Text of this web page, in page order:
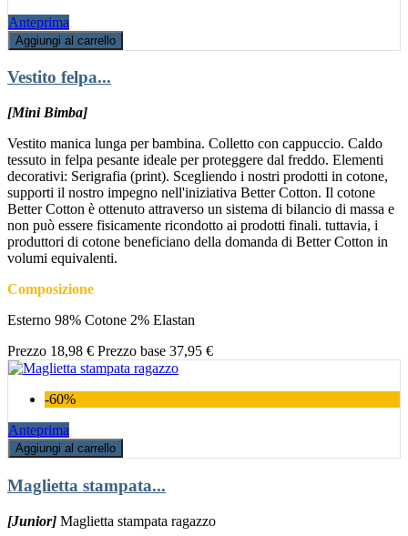
Anteprima
Aggiungi al carrello
Vestito felpa...
[Mini Bimba]
Vestito manica lunga per bambina. Colletto con cappuccio. Caldo
tessuto in felpa pesante ideale per proteggere dal freddo. Elementi
decorativi: Serigrafia (print). Scegliendo i nostri prodotti in cotone,
supporti il nostro impegno nell'iniziativa Better Cotton. Il cotone
Better Cotton è ottenuto attraverso un sistema di bilancio di massa e
non può essere fisicamente ricondotto ai prodotti finali. tuttavia, i
produttori di cotone beneficiano della domanda di Better Cotton in
volumi equivalenti.
Composizione
Esterno 98% Cotone 2% Elastan
Prezzo 18,98 € Prezzo base 37,95 €
-60%
Anteprima
Aggiungi al carrello
Maglietta stampata...
[Junior] Maglietta stampata ragazzo